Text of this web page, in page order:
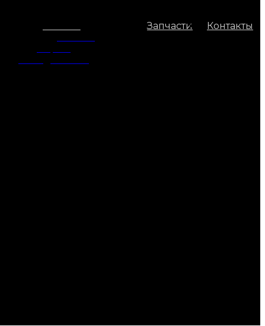
Запчасти
Контакты